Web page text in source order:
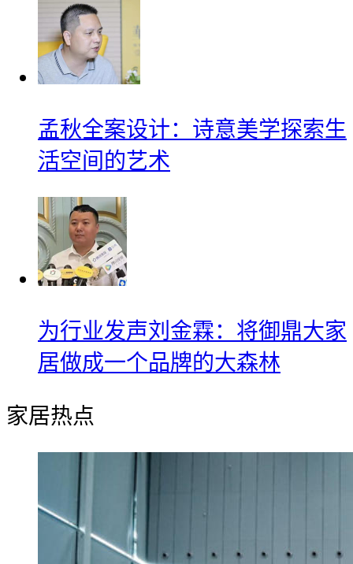
孟秋全案设计：诗意美学探索生
活空间的艺术
为行业发声刘金霖：将御鼎大家
居做成一个品牌的大森林
家居热点